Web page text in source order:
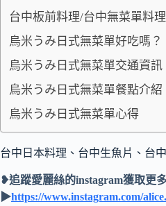
台中板前料理/台中無菜單料理
烏米うみ日式無菜單好吃嗎？
烏米うみ日式無菜單交通資訊
烏米うみ日式無菜單餐點介紹
烏米うみ日式無菜單心得
台中日本料理、台中生魚片、台
❥追蹤愛麗絲的instagram獲取更
▶https://www.instagram.com/